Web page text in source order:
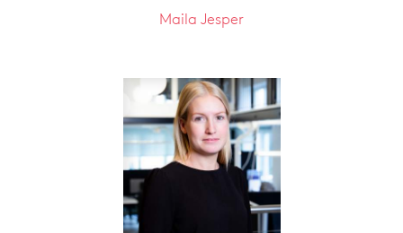
Maila Jesper